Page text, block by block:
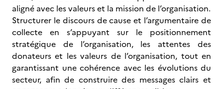
aligné avec les valeurs et la mission de l’organisation.
Structurer le discours de cause et l’argumentaire de
collecte en s’appuyant sur le positionnement
stratégique de l’organisation, les attentes des
donateurs et les valeurs de l’organisation, tout en
garantissant une cohérence avec les évolutions du
secteur, afin de construire des messages clairs et